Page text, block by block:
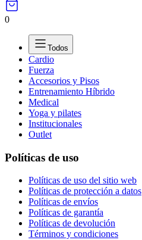
0
Todos
Cardio
Fuerza
Accesorios y Pisos
Entrenamiento Híbrido
Medical
Yoga y pilates
Institucionales
Outlet
Políticas de uso
Políticas de uso del sitio web
Políticas de protección a datos
Políticas de envíos
Políticas de garantía
Políticas de devolución
Términos y condiciones